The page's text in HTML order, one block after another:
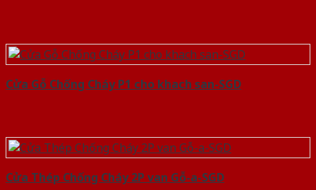
Cửa Gỗ Chống Cháy P1 cho khach san-SGD
Cửa Thép Chống Cháy 2P van Gỗ-a-SGD